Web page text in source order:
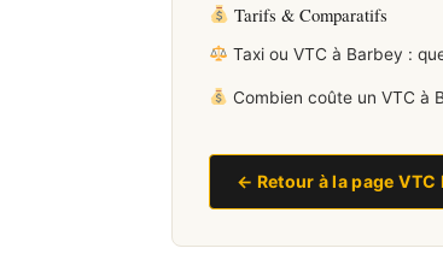
Tarifs & Comparatifs
Taxi ou VTC à Barbey :
Combien coûte un VTC à
← Retour à la page VTC